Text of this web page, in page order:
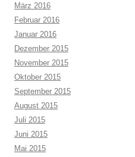
März 2016
Februar 2016
Januar 2016
Dezember 2015
November 2015
Oktober 2015
September 2015
August 2015
Juli 2015
Juni 2015
Mai 2015